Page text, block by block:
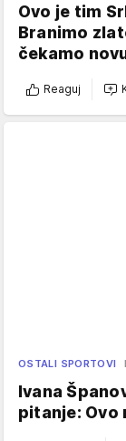
Ovo je tim
Branimo
čekamo
Reaguj
OSTALI SPORTOVI
Ivana
pitanje: Ovo